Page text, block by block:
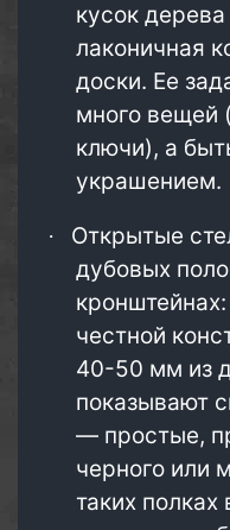
кусок
лаконичная
доски. Ее
много вещей
ключи), а
украшением.
·
Открытые
дубовых
честной
40-50 мм из
показывают
— простые,
черного или
таких